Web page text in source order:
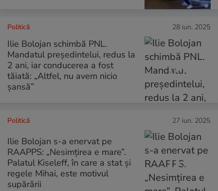
Politică 28 iun. 2025
Ilie Bolojan schimbă PNL.
Mandatul președintelui, redus la
2 ani, iar conducerea a fost
tăiată: „Altfel, nu avem nicio
șansă”
Politică 27 iun. 2025
Ilie Bolojan s-a enervat pe
RAAPPS: „Nesimțirea e mare”.
Palatul Kiseleff, în care a stat și
regele Mihai, este motivul
supărării